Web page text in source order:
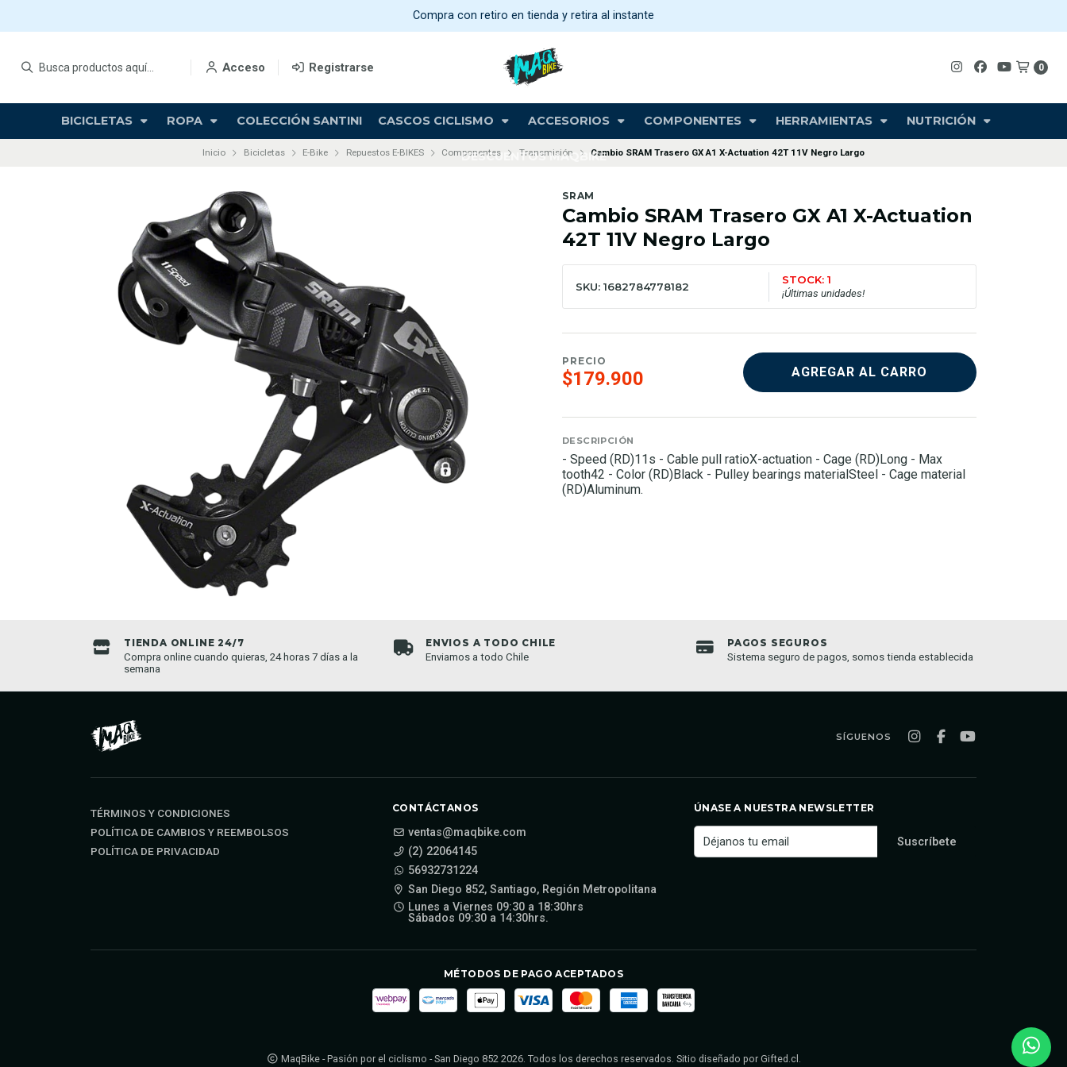
Acceso Registrarse 0
BICICLETAS ROPA COLECCIÓN SANTINI CASCOS CICLISMO ACCESORIOS COMPONENTES HERRAMIENTAS NUTRICIÓN
DESCUENTOS MAQBIKE
Compra con retiro en tienda y retira al instante
Inicio Bicicletas E-Bike Repuestos E-BIKES Componentes Transmisión Cambio SRAM Trasero GX A1 X-Actuation 42T 11V Negro Largo
SRAM
Cambio SRAM Trasero GX A1 X-Actuation
42T 11V Negro Largo
SKU: 1682784778182
STOCK: 1
¡Últimas unidades!
PRECIO
$179.900 AGREGAR AL CARRO
DESCRIPCIÓN
- Speed (RD)11s - Cable pull ratioX-actuation - Cage (RD)Long - Max
tooth42 - Color (RD)Black - Pulley bearings materialSteel - Cage material
(RD)Aluminum.
TIENDA ONLINE 24/7
Compra online cuando quieras, 24 horas 7 días a la
semana
ENVIOS A TODO CHILE
Enviamos a todo Chile
PAGOS SEGUROS
Sistema seguro de pagos, somos tienda establecida
SÍGUENOS
TÉRMINOS Y CONDICIONES
POLÍTICA DE CAMBIOS Y REEMBOLSOS
POLÍTICA DE PRIVACIDAD
CONTÁCTANOS
ventas@maqbike.com
(2) 22064145
56932731224
San Diego 852, Santiago, Región Metropolitana
Lunes a Viernes 09:30 a 18:30hrs
Sábados 09:30 a 14:30hrs.
ÚNASE A NUESTRA NEWSLETTER
MÉTODOS DE PAGO ACEPTADOS
MaqBike - Pasión por el ciclismo - San Diego 852 2026. Todos los derechos reservados. Sitio diseñado por Gifted.cl .